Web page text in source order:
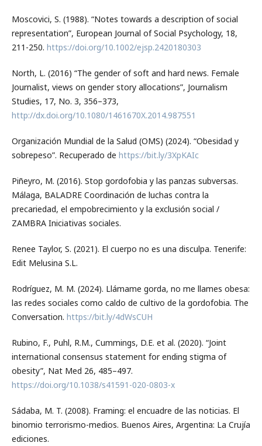
Moscovici, S. (1988). “Notes towards a description of social
representation”, European Journal of Social Psychology, 18,
211-250. https://doi.org/10.1002/ejsp.2420180303
North, L. (2016) “The gender of soft and hard news. Female
Journalist, views on gender story allocations”, Journalism
Studies, 17, No. 3, 356–373,
http://dx.doi.org/10.1080/1461670X.2014.987551
Organización Mundial de la Salud (OMS) (2024). “Obesidad y
sobrepeso”. Recuperado de https://bit.ly/3XpKAIc
Piñeyro, M. (2016). Stop gordofobia y las panzas subversas.
Málaga, BALADRE Coordinación de luchas contra la
precariedad, el empobrecimiento y la exclusión social /
ZAMBRA Iniciativas sociales.
Renee Taylor, S. (2021). El cuerpo no es una disculpa. Tenerife:
Edit Melusina S.L.
Rodríguez, M. M. (2024). Llámame gorda, no me llames obesa:
las redes sociales como caldo de cultivo de la gordofobia. The
Conversation. https://bit.ly/4dWsCUH
Rubino, F., Puhl, R.M., Cummings, D.E. et al. (2020). “Joint
international consensus statement for ending stigma of
obesity”, Nat Med 26, 485–497.
https://doi.org/10.1038/s41591-020-0803-x
Sádaba, M. T. (2008). Framing: el encuadre de las noticias. El
binomio terrorismo-medios. Buenos Aires, Argentina: La Crujía
ediciones.